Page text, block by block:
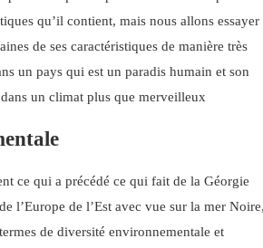
qu’il contient, mais nous allons essayer
de ses caractéristiques de manière très
un pays qui est un paradis humain et son
un climat plus que merveilleux
ce qui a précédé ce qui fait de la Géorgie
l’Europe de l’Est avec vue sur la mer
de diversité environnementale et